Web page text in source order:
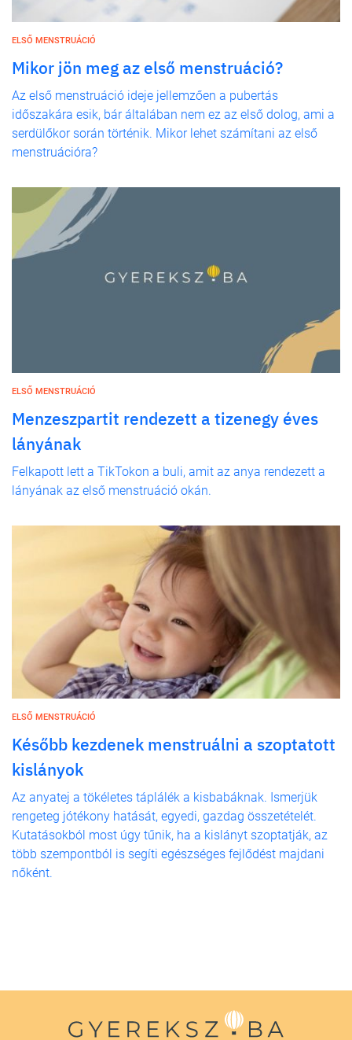
ELSŐ MENSTRUÁCIÓ
Mikor jön meg az első menstruáció?
Az első menstruáció ideje jellemzően a pubertás
időszakára esik, bár általában nem ez az első dolog, ami a
serdülőkor során történik. Mikor lehet számítani az első
menstruációra?
ELSŐ MENSTRUÁCIÓ
Menzeszpartit rendezett a tizenegy éves
lányának
Felkapott lett a TikTokon a buli, amit az anya rendezett a
lányának az első menstruáció okán.
ELSŐ MENSTRUÁCIÓ
Később kezdenek menstruálni a szoptatott
kislányok
Az anyatej a tökéletes táplálék a kisbabáknak. Ismerjük
rengeteg jótékony hatását, egyedi, gazdag összetételét.
Kutatásokból most úgy tűnik, ha a kislányt szoptatják, az
több szempontból is segíti egészséges fejlődést majdani
nőként.